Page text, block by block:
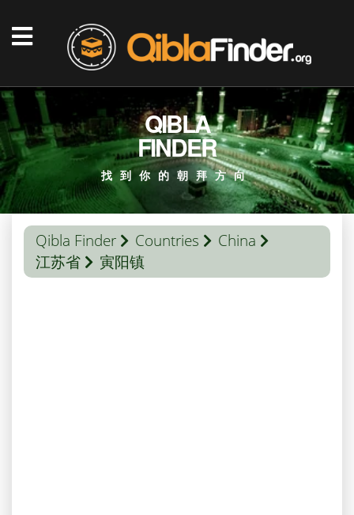
QIBLA
FINDER
找到你的朝拜方向
Qibla Finder Countries
China
江苏省
寅阳镇